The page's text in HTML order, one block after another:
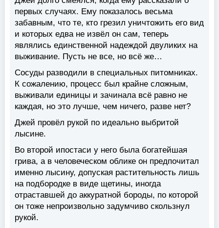
первых случаях. Ему показалось весьма
забавным, что те, кто грезил уничтожить его вид
и которых едва не извёл он сам, теперь
являлись единственной надеждой двуликих на
выживание. Пусть не все, но всё же…
Сосуды разводили в специальных питомниках.
К сожалению, процесс был крайне сложным,
выживали единицы и зачинала всё равно не
каждая, но это лучше, чем ничего, разве нет?
Джей провёл рукой по идеально выбритой
лысине.
Во второй ипостаси у него была богатейшая
грива, а в человеческом облике он предпочитал
именно лысину, допуская растительность лишь
на подбородке в виде щетины, иногда
отраставшей до аккуратной бороды, по которой
он тоже непроизвольно задумчиво скользнул
рукой.